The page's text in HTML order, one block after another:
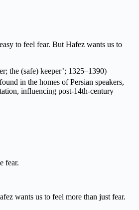
to feel fear. But Hafez wants us to
the (safe) keeper’; 1325–1390)
in the homes of Persian speakers,
influencing post-14th-century
fear.
wants us to feel more than just fear.